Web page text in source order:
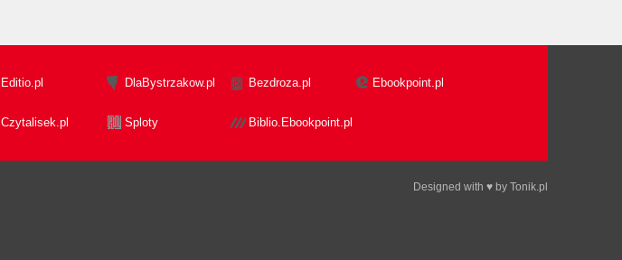
Editio.pl DlaBystrzakow.pl Bezdroza.pl Ebookpoint.pl
Czytalisek.pl Sploty Biblio.Ebookpoint.pl
Designed with ♥ by Tonik.pl